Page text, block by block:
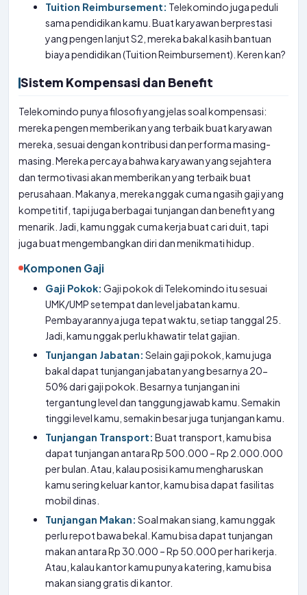
Tuition Reimbursement: Telekomindo juga peduli
sama pendidikan kamu. Buat karyawan berprestasi
yang pengen lanjut S2, mereka bakal kasih bantuan
biaya pendidikan (Tuition Reimbursement). Keren kan?
Sistem Kompensasi dan Benefit
Telekomindo punya filosofi yang jelas soal kompensasi:
mereka pengen memberikan yang terbaik buat karyawan
mereka, sesuai dengan kontribusi dan performa masing-
masing. Mereka percaya bahwa karyawan yang sejahtera
dan termotivasi akan memberikan yang terbaik buat
perusahaan. Makanya, mereka nggak cuma ngasih gaji yang
kompetitif, tapi juga berbagai tunjangan dan benefit yang
menarik. Jadi, kamu nggak cuma kerja buat cari duit, tapi
juga buat mengembangkan diri dan menikmati hidup.
Komponen Gaji
Gaji Pokok: Gaji pokok di Telekomindo itu sesuai
UMK/UMP setempat dan level jabatan kamu.
Pembayarannya juga tepat waktu, setiap tanggal 25.
Jadi, kamu nggak perlu khawatir telat gajian.
Tunjangan Jabatan: Selain gaji pokok, kamu juga
bakal dapat tunjangan jabatan yang besarnya 20-
50% dari gaji pokok. Besarnya tunjangan ini
tergantung level dan tanggung jawab kamu. Semakin
tinggi level kamu, semakin besar juga tunjangan kamu.
Tunjangan Transport: Buat transport, kamu bisa
dapat tunjangan antara Rp 500.000 – Rp 2.000.000
per bulan. Atau, kalau posisi kamu mengharuskan
kamu sering keluar kantor, kamu bisa dapat fasilitas
mobil dinas.
Tunjangan Makan: Soal makan siang, kamu nggak
perlu repot bawa bekal. Kamu bisa dapat tunjangan
makan antara Rp 30.000 – Rp 50.000 per hari kerja.
Atau, kalau kantor kamu punya katering, kamu bisa
makan siang gratis di kantor.